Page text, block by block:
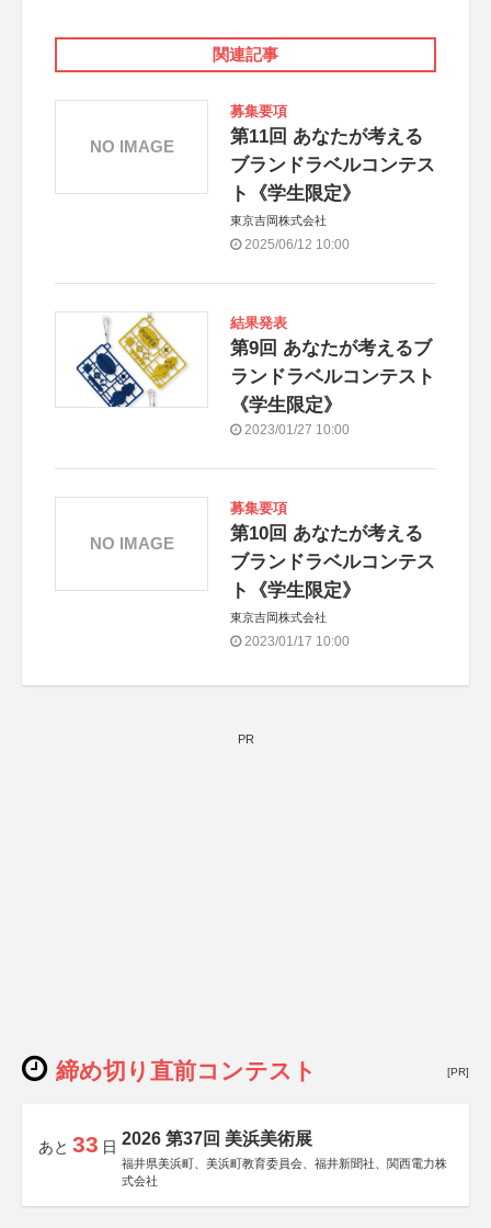
関連記事
募集要項
第11回 あなたが考える
ブランドラベルコンテス
ト《学生限定》
東京吉岡株式会社
2025/06/12 10:00
NO IMAGE
結果発表
第9回 あなたが考えるブ
ランドラベルコンテスト
《学生限定》
2023/01/27 10:00
募集要項
第10回 あなたが考える
ブランドラベルコンテス
ト《学生限定》
東京吉岡株式会社
2023/01/17 10:00
NO IMAGE
PR
締め切り直前コンテスト [PR]
あと 33 日 2026 第37回 美浜美術展
福井県美浜町、美浜町教育委員会、福井新聞社、関西電力株
式会社